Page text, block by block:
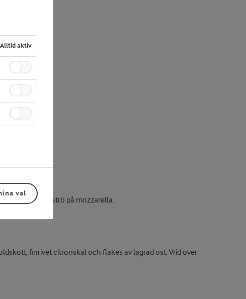
och strö på mozzarella.
finrivet citronskal och flakes av lagrad ost. Vrid över
Alltid aktiv
val